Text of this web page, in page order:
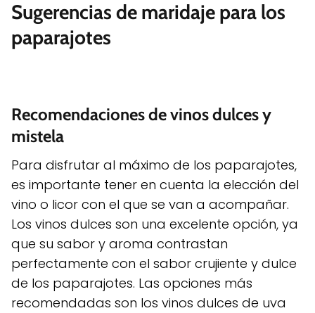
Sugerencias de maridaje para los
paparajotes
Recomendaciones de vinos dulces y
mistela
Para disfrutar al máximo de los paparajotes,
es importante tener en cuenta la elección del
vino o licor con el que se van a acompañar.
Los vinos dulces son una excelente opción, ya
que su sabor y aroma contrastan
perfectamente con el sabor crujiente y dulce
de los paparajotes. Las opciones más
recomendadas son los vinos dulces de uva